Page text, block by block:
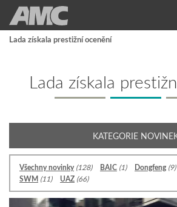
Lada získala prestižní ocenění
Lada získala
KATEGORIE
Všechny novinky (128) BAIC (1) Dongfeng (9)
SWM (11) UAZ (66)